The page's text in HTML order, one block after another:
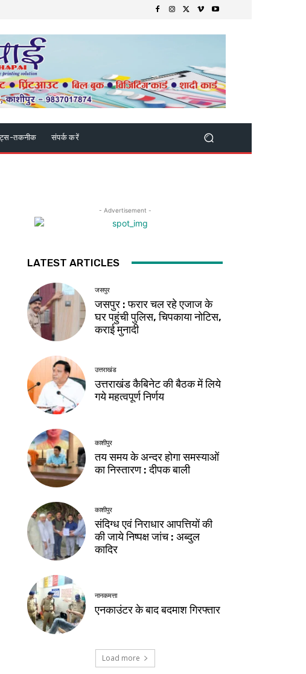
तकनीक संपर्क करें
- Advertisement -
LATEST ARTICLES
जसपुर
जसपुर : फरार चल रहे एजाज के
घर पहुंची पुलिस, चिपकाया नोटिस,
कराई मुनादी
उत्तराखंड
उत्तराखंड कैबिनेट की बैठक में लिये
गये महत्वपूर्ण निर्णय
काशीपुर
तय समय के अन्दर होगा समस्याओं
का निस्तारण : दीपक बाली
काशीपुर
संदिग्ध एवं निराधार आपत्तियों की
की जाये निष्पक्ष जांच : अब्दुल
कादिर
नानकमत्ता
एनकाउंटर के बाद बदमाश गिरफ्तार
Load more